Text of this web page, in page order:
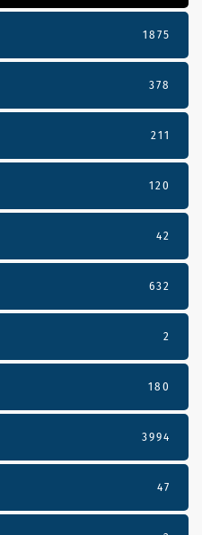
1875
378
211
120
42
632
2
180
3994
47